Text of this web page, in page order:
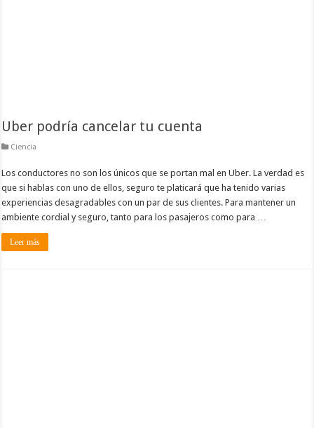
Uber podría cancelar tu cuenta
Ciencia
Los conductores no son los únicos que se portan mal en Uber. La verdad es
que si hablas con uno de ellos, seguro te platicará que ha tenido varias
experiencias desagradables con un par de sus clientes. Para mantener un
ambiente cordial y seguro, tanto para los pasajeros como para …
Leer más